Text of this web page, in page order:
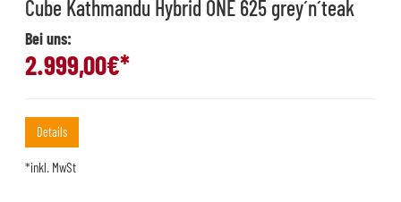
Cube Kathmandu Hybrid ONE 625 grey´n´teak
Bei uns:
2.999,00€*
Details
*inkl. MwSt